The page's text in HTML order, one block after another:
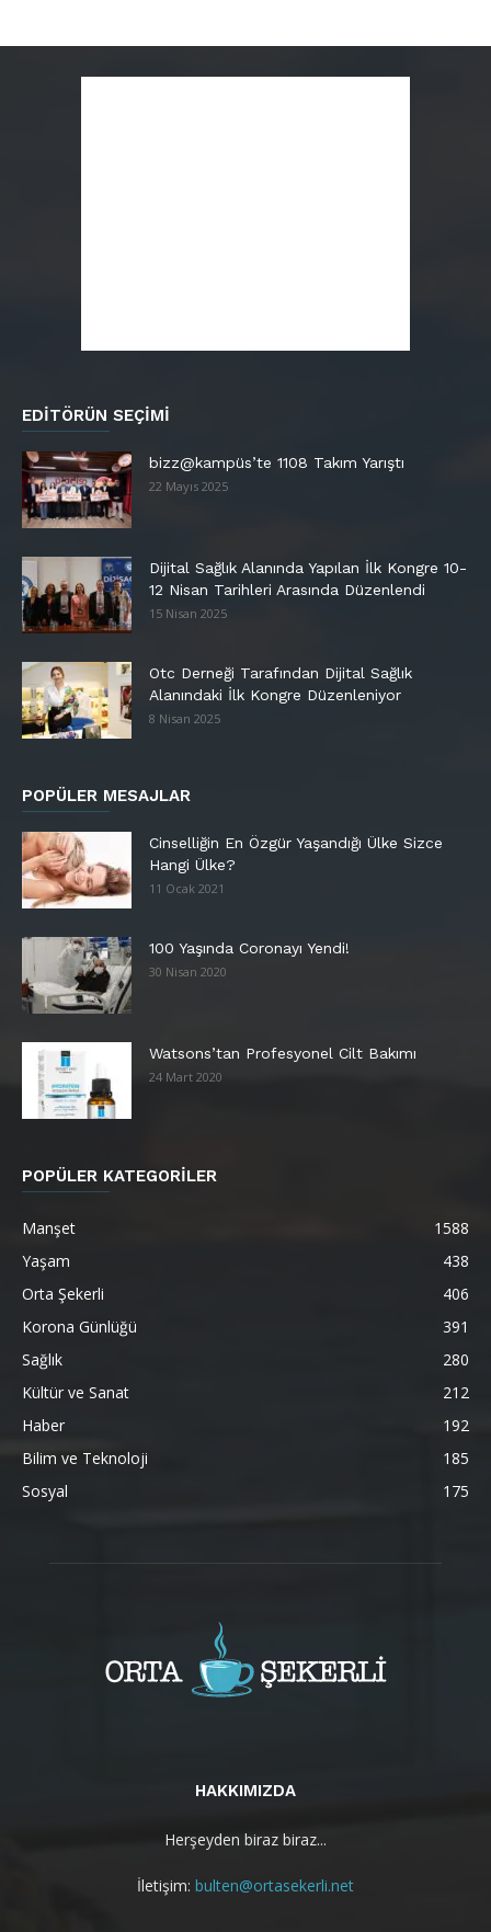
EDITÖRÜN SEÇIMI
bizz@kampüs’te 1108 Takım Yarıştı
22 Mayıs 2025
Dijital Sağlık Alanında Yapılan İlk Kongre 10-
12 Nisan Tarihleri Arasında Düzenlendi
15 Nisan 2025
Otc Derneği Tarafından Dijital Sağlık
Alanındaki İlk Kongre Düzenleniyor
8 Nisan 2025
POPÜLER MESAJLAR
Cinselliğin En Özgür Yaşandığı Ülke Sizce
Hangi Ülke?
11 Ocak 2021
100 Yaşında Coronayı Yendi!
30 Nisan 2020
Watsons’tan Profesyonel Cilt Bakımı
24 Mart 2020
POPÜLER KATEGORİLER
Manşet
1588
Yaşam
438
Orta Şekerli
406
Korona Günlüğü
391
Sağlık
280
Kültür ve Sanat
212
Haber
192
Bilim ve Teknoloji
185
Sosyal
175
HAKKIMIZDA
Herşeyden biraz biraz...
İletişim: bulten@ortasekerli.net